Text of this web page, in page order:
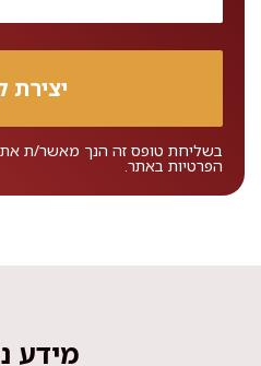
בשליחת טופס זה הנך מאשר/ת את
הפרטיות באתר.
מידע